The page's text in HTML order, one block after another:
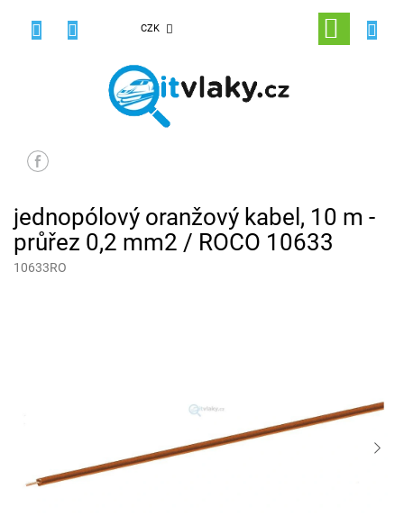
CZK
NÁKUPNÍ
KOŠÍK
jednopólový oranžový kabel, 10 m -
průřez 0,2 mm2 / ROCO 10633
10633RO